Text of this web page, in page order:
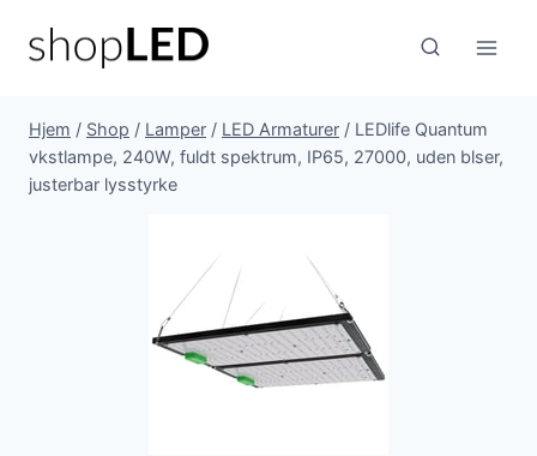
Hjem / Shop / Lamper / LED Armaturer / LEDlife Quantum
vkstlampe, 240W, fuldt spektrum, IP65, 27000, uden blser,
justerbar lysstyrke